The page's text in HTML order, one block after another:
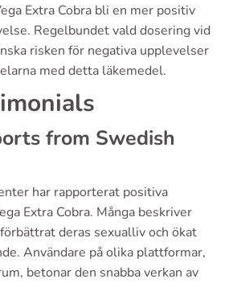
Extra Cobra bli en mer positiv
Regelbundet vald dosering vid
risken för negativa upplevelser
med detta läkemedel.
from Swedish
har rapporterat positiva
Extra Cobra. Många beskriver
deras sexualliv och ökat
Användare på olika plattformar,
betonar den snabba verkan av